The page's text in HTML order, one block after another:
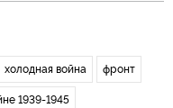
холодная война фронт
1939-1945